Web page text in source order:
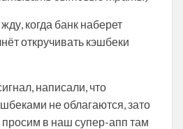
когда банк наберет
откручивать кэшбеки
написали, что
не облагаются, зато
просим в наш супер-апп там